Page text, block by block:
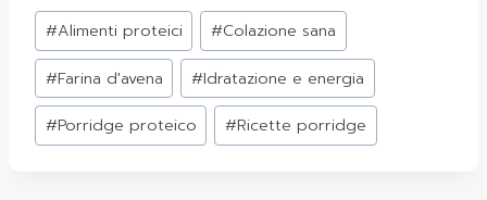
Tag
articolo:
#Alimenti proteici #Colazione sana
#Farina d'avena #Idratazione e energia
#Porridge proteico #Ricette porridge